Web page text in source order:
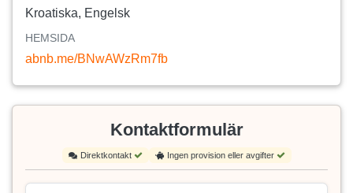
Kroatiska, Engelsk
HEMSIDA
abnb.me/BNwAWzRm7fb
Kontaktformulär
Direktkontakt Ingen provision eller avgifter